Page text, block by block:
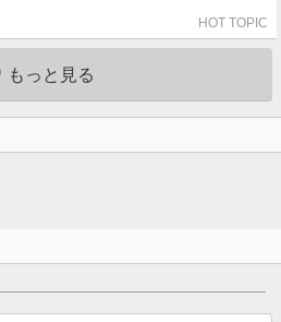
HOT TOPIC
もっと見る